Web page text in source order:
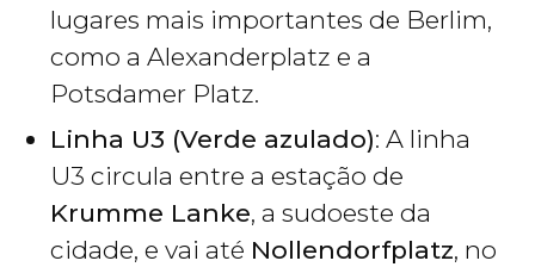
lugares mais importantes de Berlim,
como a Alexanderplatz e a
Potsdamer Platz.
Linha U3 (Verde azulado): A linha
U3 circula entre a estação de
Krumme Lanke, a sudoeste da
cidade, e vai até Nollendorfplatz, no